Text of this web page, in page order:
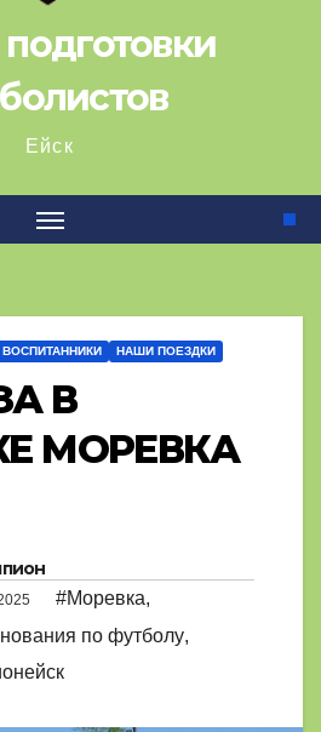
Ейск
НАШИ ПОЕЗДКИ
В
МОРЕВКА
#Моревка,
по футболу,